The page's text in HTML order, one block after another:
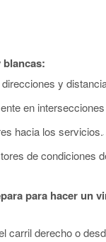
blancas:
y
en
hacia los servicios.
de condiciones
para hacer un
carril derecho o